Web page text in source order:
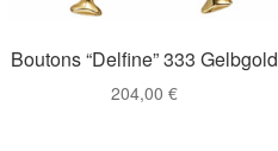
Boutons “Delfine” 333 Gelbgold
204,00€